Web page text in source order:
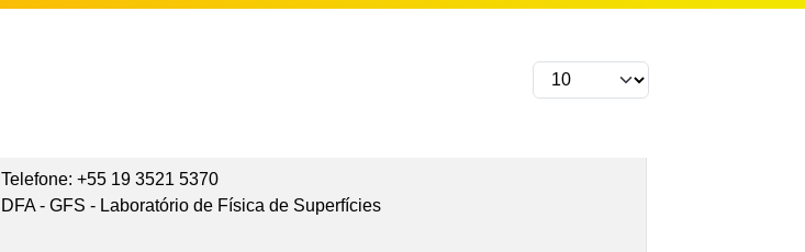
Telefone: +55 19 3521 5370
DFA - GFS - Laboratório de Física de Superfícies